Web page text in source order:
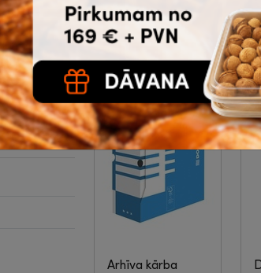
Ātrā piegāde
Pirkt
Arhīva kārba